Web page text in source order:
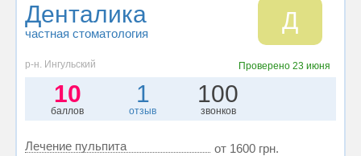
Денталика
частная стоматология Д
р-н. Ингульский Проверено 23 июня
10
баллов
1
отзыв
100
звонков
Лечение пульпита от 1600 грн.